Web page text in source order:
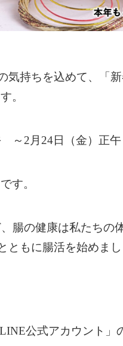
気持ちを込めて、「
。
～2月24日（金）正
す。
腸の健康は私たちの
ともに腸活を始めまし
公式アカウント」